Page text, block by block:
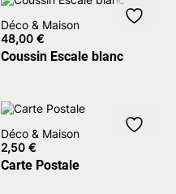
Déco & Maison
48,00€
Coussin Escale blanc
Déco & Maison
2,50€
Carte Postale